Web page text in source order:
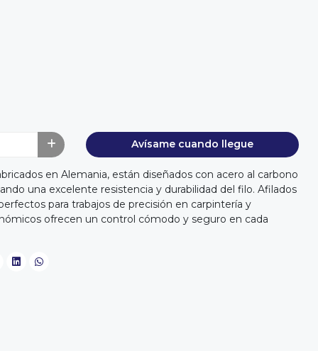
Avísame cuando llegue
en Alemania, están diseñados con acero al carbono
una excelente resistencia y durabilidad del filo. Afilados
para trabajos de precisión en carpintería y
ofrecen un control cómodo y seguro en cada